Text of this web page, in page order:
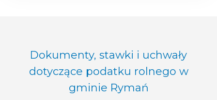
Dokumenty, stawki i uchwały
dotyczące podatku rolnego w
gminie Rymań